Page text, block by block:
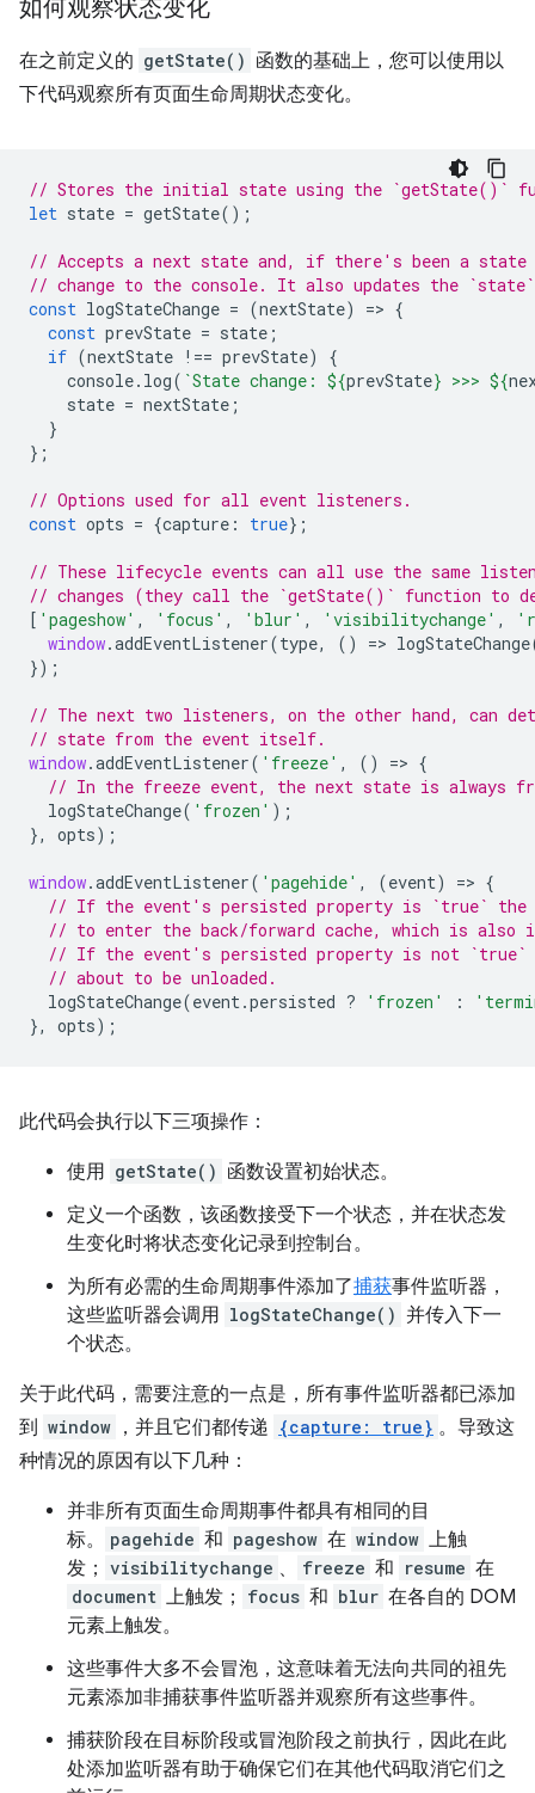
如何观察状态变化
在之前定义的 getState() 函数的基础上，您可以使用以
下代码观察所有页面生命周期状态变化。
// Stores the initial state using the `getState()`
let state = getState();
// Accepts a next state and, if there's been a state
// change to the console. It also updates the `state`
const logStateChange = (nextState) => {
const prevState = state ;
if (nextState !== prevState)
{
console. log( `State change: ${prevState} >>> ${
state = nextState ;
}
};
// Options used for all event listeners.
const opts = {capture : true};
// These lifecycle events can all use the same
// changes (they call the `getState()` function to
[ 'pageshow' , 'focus' , 'blur' , 'visibilitychange' ,
window.addEventListener(type, () => logStateChange
});
// The next two listeners, on the other hand, can
// state from the event itself.
window.addEventListener( 'freeze' , () => {
// In the freeze event, the next state is always
logStateChange( 'frozen' );
},
opts);
window.addEventListener( 'pagehide' , (event) => {
// If the event's persisted property is `true` the
// to enter the back/forward cache, which is also
// If the event's persisted property is not `true`
// about to be unloaded.
logStateChange(event .persisted ? 'frozen' :
},
opts);
此代码会执行以下三项操作：
使用 getState() 函数设置初始状态。
定义一个函数，该函数接受下一个状态，并在状态发
生变化时将状态变化记录到控制台。
为所有必需的生命周期事件添加了捕获事件监听器，
这些监听器会调用 logStateChange() 并传入下一
个状态。
关于此代码，需要注意的一点是，所有事件监听器都已添加
到 window ，并且它们都传递 {capture: true} 。导致这
种情况的原因有以下几种：
并非所有页面生命周期事件都具有相同的目
标。
pagehide 和 pageshow 在 window 上触
发； visibilitychange 、 freeze 和 resume 在
document 上触发； focus 和 blur 在各自的 DOM
元素上触发。
这些事件大多不会冒泡，这意味着无法向共同的祖先
元素添加非捕获事件监听器并观察所有这些事件。
捕获阶段在目标阶段或冒泡阶段之前执行，因此在此
处添加监听器有助于确保它们在其他代码取消它们之